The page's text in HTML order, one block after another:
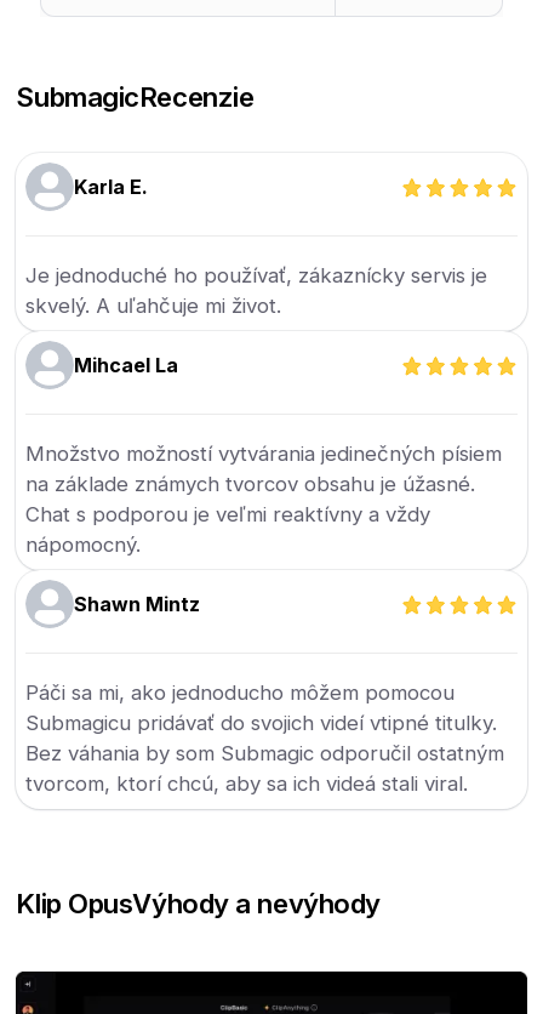
SubmagicRecenzie
Karla E.
Je jednoduché ho používať, zákaznícky servis je
skvelý. A uľahčuje mi život.
Mihcael La
Množstvo možností vytvárania jedinečných písiem
na základe známych tvorcov obsahu je úžasné.
Chat s podporou je veľmi reaktívny a vždy
nápomocný.
Shawn Mintz
Páči sa mi, ako jednoducho môžem pomocou
Submagicu pridávať do svojich videí vtipné titulky.
Bez váhania by som Submagic odporučil ostatným
tvorcom, ktorí chcú, aby sa ich videá stali viral.
Klip OpusVýhody a nevýhody